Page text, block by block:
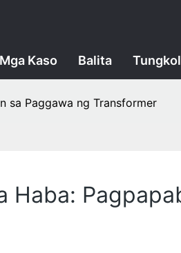
Mga Kaso Balita
sa Paggawa ng Transformer
Haba: